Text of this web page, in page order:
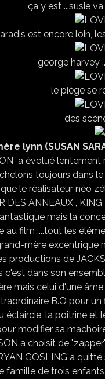
ça y est ...susie
est encore loin,
george harvey
le piège se
des
lynn (SUSAN
a évolué
toujours dans
que le réalisateur néo
DES ANNEAUX ,
mais la
au film ....tout les
mère
productions de
c'est dans son
mais celui d'une
B.O pour
éclaircie, la poitrine
modifier sa
a choisit de
GOSLING a
de trois